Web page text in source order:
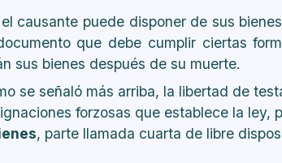
causante puede disponer de sus
que debe cumplir ciertas
sus bienes después de su muerte.
se señaló más arriba, la libertad de
forzosas que establece la ley,
, parte llamada cuarta de libre